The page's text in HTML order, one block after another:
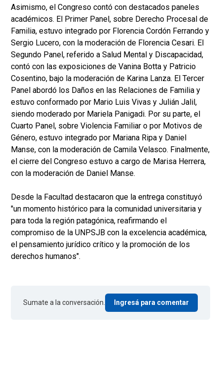
Asimismo, el Congreso contó con destacados paneles
académicos. El Primer Panel, sobre Derecho Procesal de
Familia, estuvo integrado por Florencia Cordón Ferrando y
Sergio Lucero, con la moderación de Florencia Cesari. El
Segundo Panel, referido a Salud Mental y Discapacidad,
contó con las exposiciones de Vanina Botta y Patricio
Cosentino, bajo la moderación de Karina Lanza. El Tercer
Panel abordó los Daños en las Relaciones de Familia y
estuvo conformado por Mario Luis Vivas y Julián Jalil,
siendo moderado por Mariela Panigadi. Por su parte, el
Cuarto Panel, sobre Violencia Familiar o por Motivos de
Género, estuvo integrado por Mariana Ripa y Daniel
Manse, con la moderación de Camila Velasco. Finalmente,
el cierre del Congreso estuvo a cargo de Marisa Herrera,
con la moderación de Daniel Manse.
Desde la Facultad destacaron que la entrega constituyó
"un momento histórico para la comunidad universitaria y
para toda la región patagónica, reafirmando el
compromiso de la UNPSJB con la excelencia académica,
el pensamiento jurídico crítico y la promoción de los
derechos humanos".
Sumate a la conversación. Ingresá para comentar